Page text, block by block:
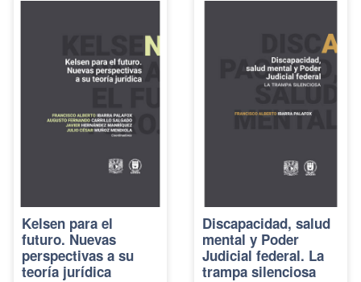
Kelsen para el
futuro. Nuevas
perspectivas a su
teoría jurídica
Discapacidad, salud
mental y Poder
Judicial federal. La
trampa silenciosa